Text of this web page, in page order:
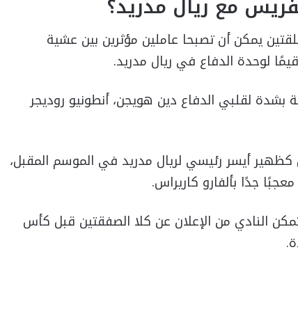
يمكن أن تصبحا عاملين مؤثرين بين عشية
لوحدة الدفاع في ريال مدريد.
لقلبي الدفاع دين هويجن، أنطونيو روديجر
أيسر رئيسي لريال مدريد في الموسم المقبل،
جدًا بألفارو كاريراس.
النادي من الإعلان عن كلا الصفقتين قبل كأس